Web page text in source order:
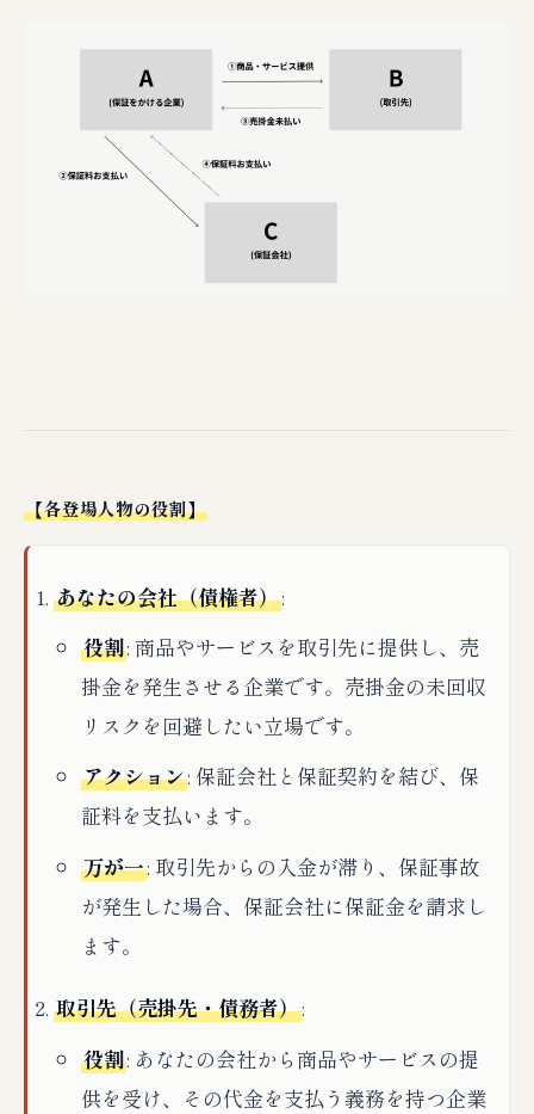
【各登場人物の役割】
あなたの会社（債権者）:
役割: 商品やサービスを取引先に提供し、売
掛金を発生させる企業です。売掛金の未回収
リスクを回避したい立場です。
アクション: 保証会社と保証契約を結び、保
証料を支払います。
万が一: 取引先からの入金が滞り、保証事故
が発生した場合、保証会社に保証金を請求し
ます。
取引先（売掛先・債務者）:
役割: あなたの会社から商品やサービスの提
供を受け、その代金を支払う義務を持つ企業